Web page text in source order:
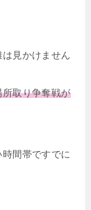
見かけません
取り争奪戦が
間帯ですでに